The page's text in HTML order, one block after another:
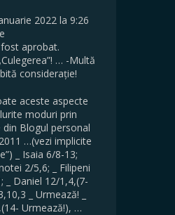
2022 la 9:26
aprobat.
… -Multă
considerație!
aceste aspecte
moduri prin
Blogul personal
…(vezi implicite
_ Isaia 6/8-13;
2/5,6; _ Filipeni
_ Daniel 12/1,4,(7-
_ Urmează! _
Urmează!), …